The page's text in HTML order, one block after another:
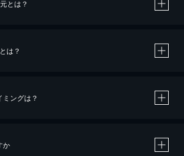
とは？
、クレジットカード決済による作品の購入 / レンタルです。
は？
ングは？
か